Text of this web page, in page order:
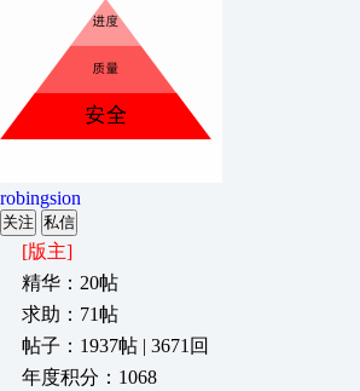
robingsion
关注 私信
[版主]
精华：20帖
求助：71帖
帖子：1937帖 | 3671回
年度积分：1068